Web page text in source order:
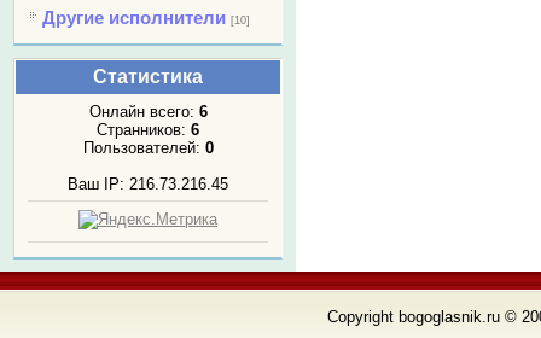
Другие исполнители [10]
Статистика
Онлайн всего: 6
Странников: 6
Пользователей: 0
Ваш IP: 216.73.216.45
Copyright bogoglasnik.ru ©